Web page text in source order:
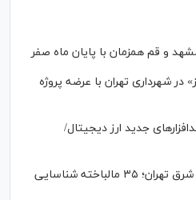
و قم همزمان با پایان ماه صفر
در شهرداری تهران با عرضه پروژه
جدید ارز دیجیتال/
پایان کار باند قاپ‌زنی در شرق تهران؛ ۳۵ مالباخته شناسایی